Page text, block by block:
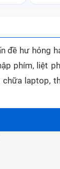
đề hư hỏng
phím, liệt
laptop,